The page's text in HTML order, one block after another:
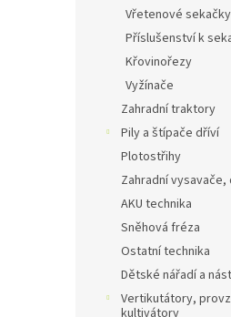
Vřetenové sekačky
Příslušenství k
Křovinořezy
Vyžínače
Zahradní traktory
Pily a štípače dříví
Plotostřihy
Zahradní
AKU technika
Sněhová fréza
Ostatní technika
Dětské nářadí a
Vertikutátory,
kultivátory